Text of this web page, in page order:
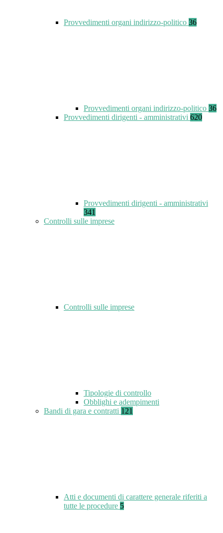
Provvedimenti organi indirizzo-politico 36
Provvedimenti organi indirizzo-politico 36
Provvedimenti dirigenti - amministrativi 620
Provvedimenti dirigenti - amministrativi
341
Controlli sulle imprese
Controlli sulle imprese
Tipologie di controllo
Obblighi e adempimenti
Bandi di gara e contratti 121
Atti e documenti di carattere generale riferiti a
tutte le procedure 5